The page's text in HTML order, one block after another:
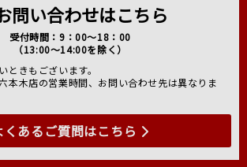
問い合わせはこちら
受付時間：9：00～18：00
（13:00～14:00を除く）
きもございます。
本木店の営業時間、お問い合わせ先は異なりま
くあるご質問はこちら